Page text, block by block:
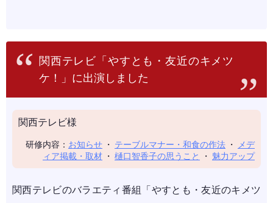
関西テレビ「やすとも・友近のキメツ
ケ！」に出演しました
関西テレビ様
研修内容： お知らせ ・ テーブルマナー・和食の作法 ・
メデ
ィア掲載・取材 ・ 樋口智香子の思うこと ・ 魅力アップ
関西テレビのバラエティ番組「やすとも・友近のキメツ